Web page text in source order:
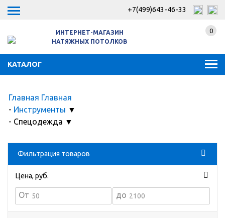
+7(499)643-46-33
ИНТЕРНЕТ-МАГАЗИН
НАТЯЖНЫХ ПОТОЛКОВ
КАТАЛОГ
0
Главная Главная
- Инструменты ▼
- Спецодежда ▼
Фильтрация товаров
Цена, руб.
От до